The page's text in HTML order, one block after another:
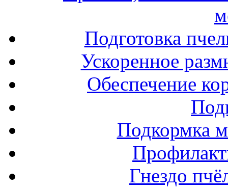
Подготовка
Ускоренное
Обеспечение
Подкормка
Гнездо